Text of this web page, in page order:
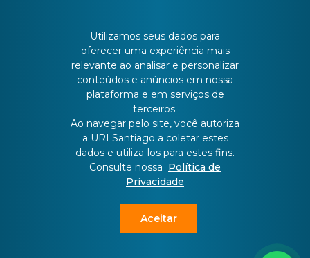
Batista Bonoto Sobrinho, 733
atendimento@urisantiago.br
Utilizamos seus dados para
oferecer uma experiência mais
relevante ao analisar e personalizar
conteúdos e anúncios em nossa
plataforma e em serviços de
terceiros.
Ao navegar pelo site, você autoriza
a URI Santiago a coletar estes
dados e utiliza-los para estes fins.
Consulte nossa Política de
Privacidade
Aceitar